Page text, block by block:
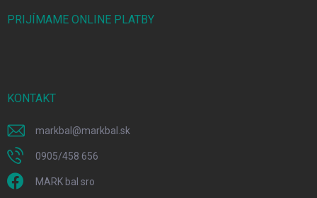
PRIJÍMAME ONLINE PLATBY
KONTAKT
markbal @markbal.sk
0905/458 656
MARK bal sro